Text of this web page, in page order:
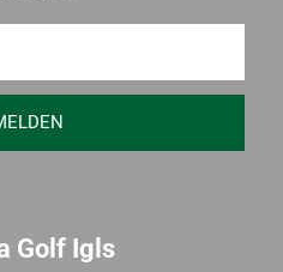
Golf Igls